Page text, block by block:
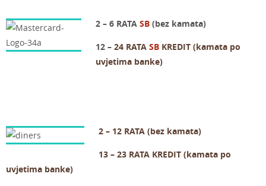
2 – 6 RATA SB (bez kamata)
12 – 24 RATA SB KREDIT (kamata po
uvjetima banke)
2 – 12 RATA (bez kamata)
13 – 23 RATA KREDIT (kamata po
uvjetima banke)